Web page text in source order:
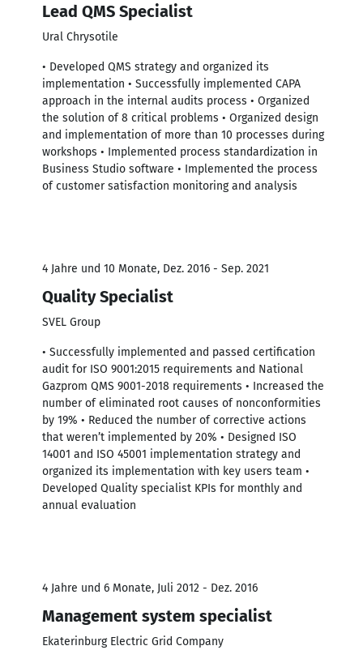
Lead QMS Specialist
Ural Chrysotile
• Developed QMS strategy and organized its
implementation • Successfully implemented CAPA
approach in the internal audits process • Organized
the solution of 8 critical problems • Organized design
and implementation of more than 10 processes during
workshops • Implemented process standardization in
Business Studio software • Implemented the process
of customer satisfaction monitoring and analysis
4 Jahre und 10 Monate, Dez. 2016 - Sep. 2021
Quality Specialist
SVEL Group
• Successfully implemented and passed certification
audit for ISO 9001:2015 requirements and National
Gazprom QMS 9001-2018 requirements • Increased the
number of eliminated root causes of nonconformities
by 19% • Reduced the number of corrective actions
that weren’t implemented by 20% • Designed ISO
14001 and ISO 45001 implementation strategy and
organized its implementation with key users team •
Developed Quality specialist KPIs for monthly and
annual evaluation
4 Jahre und 6 Monate, Juli 2012 - Dez. 2016
Management system specialist
Ekaterinburg Electric Grid Company